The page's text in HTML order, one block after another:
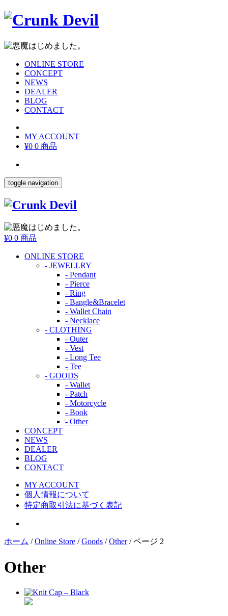
ONLINE STORE
CONCEPT
NEWS
DEALER
BLOG
CONTACT
MY ACCOUNT
¥0 0 商品
toggle navigation
¥0 0 商品
ONLINE STORE
- JEWELLRY
- Pendant
- Pierce
- Ring
- Bangle&Bracelet
- Wallet Chain
- Necklace
- CLOTHING
- Outer
- Vest
- Long Tee
- Tee
- GOODS
- Wallet
- Patch
- Motorcycle
- Book
- Other
CONCEPT
NEWS
DEALER
BLOG
CONTACT
MY ACCOUNT
個人情報について
特定商取引法に基づく表記
ホーム /Online Store /Goods /Other/ ページ 2
Other